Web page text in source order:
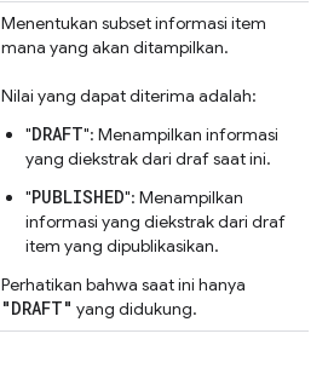
Menentukan subset informasi item
mana yang akan ditampilkan.
Nilai yang dapat diterima adalah:
"DRAFT": Menampilkan informasi
yang diekstrak dari draf saat ini.
"PUBLISHED": Menampilkan
informasi yang diekstrak dari draf
item yang dipublikasikan.
Perhatikan bahwa saat ini hanya
"DRAFT" yang didukung.